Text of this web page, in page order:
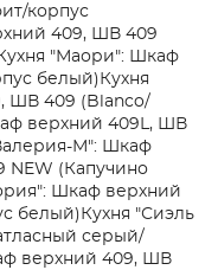
корпус
409, ШВ 409
"Маори": Шкаф
белый) Кухня
ШВ 409 (Blanco/
верхний 409L, ШВ
М": Шкаф
NEW (Капучино
Шкаф верхний
белый) Кухня "Сиэль
серый/
верхний 409, ШВ